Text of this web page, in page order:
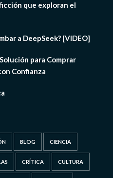
que exploran el
a DeepSeek? [VIDEO]
para Comprar
Confianza
BLOG CIENCIA
CRÍTICA CULTURA